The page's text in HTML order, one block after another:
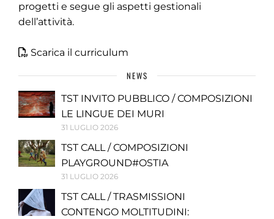
progetti e segue gli aspetti gestionali
dell’attività.
Scarica il curriculum
NEWS
TST INVITO PUBBLICO / COMPOSIZIONI
LE LINGUE DEI MURI
31 LUGLIO 2026
TST CALL / COMPOSIZIONI
PLAYGROUND#OSTIA
31 LUGLIO 2026
TST CALL / TRASMISSIONI
CONTENGO MOLTITUDINI: